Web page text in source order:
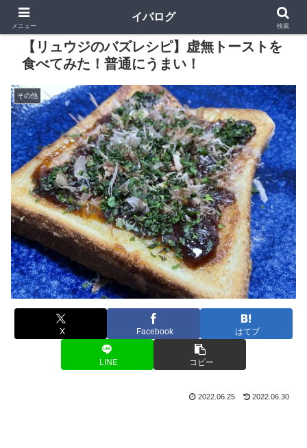
【リュウジのバズレシピ】虚無トーストを
食べてみた！普通にうまい！
その他
X Facebook はてブ
LINE コピー
2022.06.25 2022.06.30
メニュー
イバログ
検索